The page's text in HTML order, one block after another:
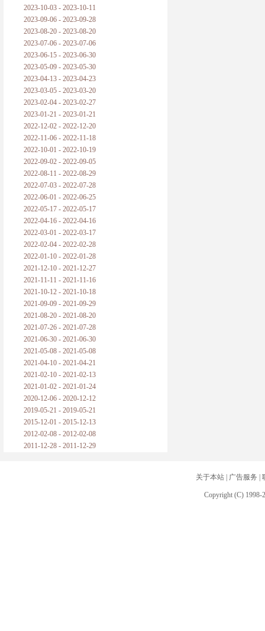
2023-10-03 - 2023-10-11
2023-09-06 - 2023-09-28
2023-08-20 - 2023-08-20
2023-07-06 - 2023-07-06
2023-06-15 - 2023-06-30
2023-05-09 - 2023-05-30
2023-04-13 - 2023-04-23
2023-03-05 - 2023-03-20
2023-02-04 - 2023-02-27
2023-01-21 - 2023-01-21
2022-12-02 - 2022-12-20
2022-11-06 - 2022-11-18
2022-10-01 - 2022-10-19
2022-09-02 - 2022-09-05
2022-08-11 - 2022-08-29
2022-07-03 - 2022-07-28
2022-06-01 - 2022-06-25
2022-05-17 - 2022-05-17
2022-04-16 - 2022-04-16
2022-03-01 - 2022-03-17
2022-02-04 - 2022-02-28
2022-01-10 - 2022-01-28
2021-12-10 - 2021-12-27
2021-11-11 - 2021-11-16
2021-10-12 - 2021-10-18
2021-09-09 - 2021-09-29
2021-08-20 - 2021-08-20
2021-07-26 - 2021-07-28
2021-06-30 - 2021-06-30
2021-05-08 - 2021-05-08
2021-04-10 - 2021-04-21
2021-02-10 - 2021-02-13
2021-01-02 - 2021-01-24
2020-12-06 - 2020-12-12
2019-05-21 - 2019-05-21
2015-12-01 - 2015-12-13
2012-02-08 - 2012-02-08
2011-12-28 - 2011-12-29
关于本站| 广告服务
Copyright (C) 1998-